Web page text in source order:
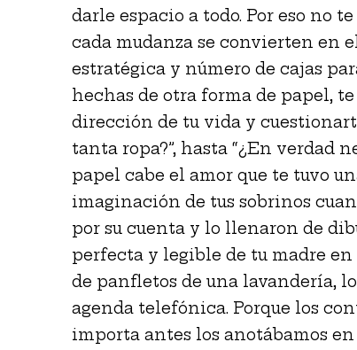
darle espacio a todo. Por eso no
cada mudanza se convierten en
estratégica y número de cajas
hechas de otra forma de papel,
dirección de tu vida y
tanta ropa?”, hasta “¿En verdad
papel cabe el amor que te tuvo
imaginación de tus sobrinos
por su cuenta y lo llenaron de
perfecta y legible de tu madre en
de panfletos de una lavandería,
agenda telefónica. Porque los
importa antes los anotábamos